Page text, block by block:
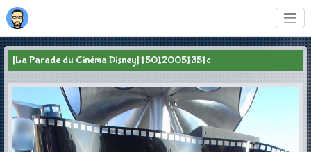
[La Parade du Cinéma Disney] 150120051351c